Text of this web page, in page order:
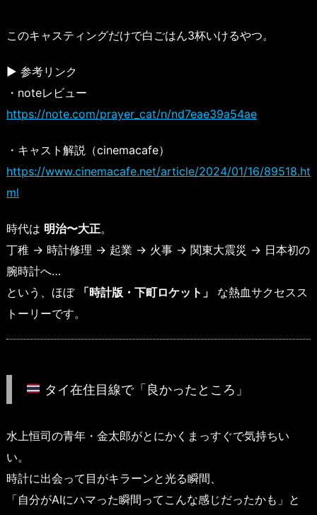
このキャスティングだけで白ごはん3杯いけるやつ。
▶ 参考リンク
・noteレビュー
https://note.com/prayer_cat/n/nd7eae39a54ae
・キャスト解説（cinemacafe）
https://www.cinemacafe.net/article/2024/01/16/89518.ht
ml
時代は 明治〜大正。
丁稚 → 時計修理 → 起業 → 火事 → 関東大震災 → 日本初の
腕時計へ…
という、ほぼ
「時計版・下町ロケット」
な熱血サクセスス
トーリーです。
タイ在住目線で「良かったところ」
水上恒司の青年・金太郎がとにかくまっすぐで気持ちい
い。
時計に出会って目がキラーンと光る瞬間、
「自分がAIにハマった瞬間ってこんな感じだったかも」と